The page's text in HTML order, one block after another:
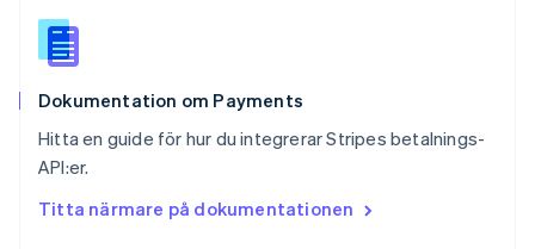
Dokumentation om Payments
Hitta en guide för hur du integrerar Stripes betalnings-
API:er.
Titta närmare på dokumentationen
Español
Storbritannien
Sverige
Thailand
ไทย
English